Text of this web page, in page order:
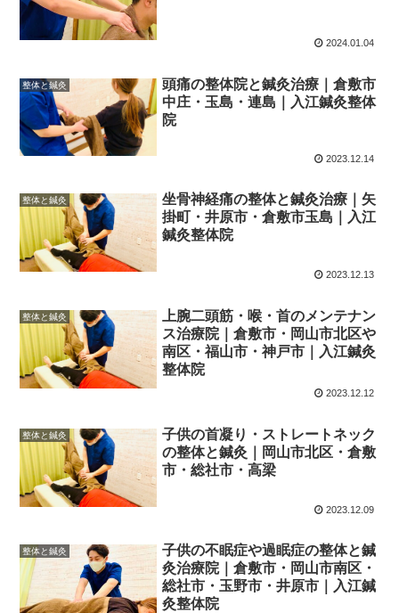
2024.01.04
整体と鍼灸
頭痛の整体院と鍼灸治療｜倉敷市
中庄・玉島・連島｜入江鍼灸整体
院
2023.12.14
整体と鍼灸
坐骨神経痛の整体と鍼灸治療｜矢
掛町・井原市・倉敷市玉島｜入江
鍼灸整体院
2023.12.13
整体と鍼灸
上腕二頭筋・喉・首のメンテナン
ス治療院｜倉敷市・岡山市北区や
南区・福山市・神戸市｜入江鍼灸
整体院
2023.12.12
整体と鍼灸
子供の首凝り・ストレートネック
の整体と鍼灸｜岡山市北区・倉敷
市・総社市・高梁
2023.12.09
整体と鍼灸
子供の不眠症や過眠症の整体と鍼
灸治療院｜倉敷市・岡山市南区・
総社市・玉野市・井原市｜入江鍼
灸整体院